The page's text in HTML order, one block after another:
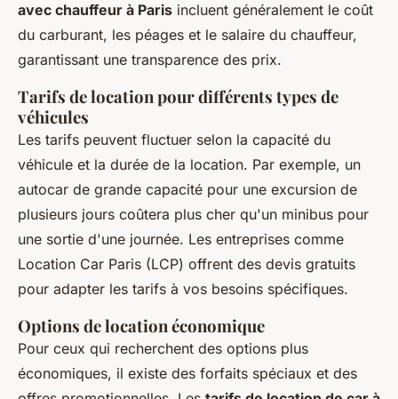
avec chauffeur à Paris incluent généralement le coût
du carburant, les péages et le salaire du chauffeur,
garantissant une transparence des prix.
Tarifs de location pour différents types de
véhicules
Les tarifs peuvent fluctuer selon la capacité du
véhicule et la durée de la location. Par exemple, un
autocar de grande capacité pour une excursion de
plusieurs jours coûtera plus cher qu'un minibus pour
une sortie d'une journée. Les entreprises comme
Location Car Paris (LCP) offrent des devis gratuits
pour adapter les tarifs à vos besoins spécifiques.
Options de location économique
Pour ceux qui recherchent des options plus
économiques, il existe des forfaits spéciaux et des